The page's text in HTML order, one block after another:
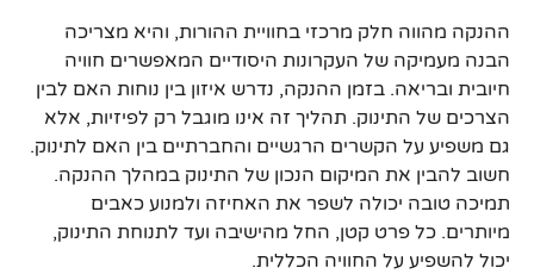
ההנקה מהווה חלק מרכזי בחוויית ההורות, והיא מצריכה
הבנה מעמיקה של העקרונות היסודיים המאפשרים חוויה
חיובית ובריאה. בזמן ההנקה, נדרש איזון בין נוחות האם לבין
הצרכים של התינוק. תהליך זה אינו מוגבל רק לפיזיות, אלא
גם משפיע על הקשרים הרגשיים והחברתיים בין האם לתינוק.
חשוב להבין את המיקום הנכון של התינוק במהלך ההנקה.
תמיכה טובה יכולה לשפר את האחיזה ולמנוע כאבים
מיותרים. כל פרט קטן, החל מהישיבה ועד לתנוחת התינוק,
יכול להשפיע על החוויה הכללית.